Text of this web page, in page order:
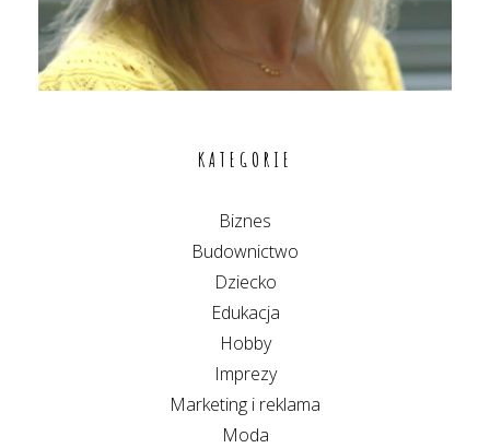
KATEGORIE
Biznes
Budownictwo
Dziecko
Edukacja
Hobby
Imprezy
Marketing i reklama
Moda